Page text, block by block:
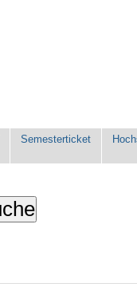
Semesterticket